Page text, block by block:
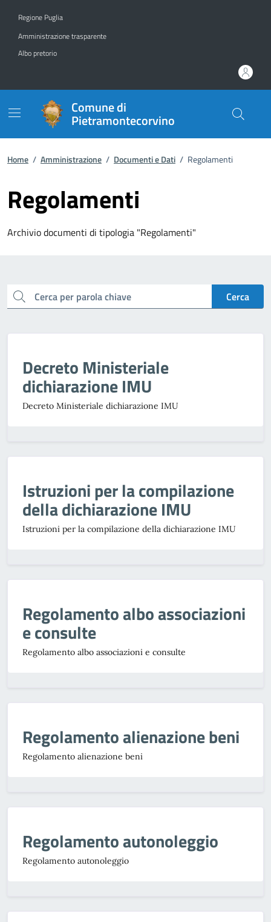
Regione Puglia
Amministrazione trasparente
Albo pretorio
Comune di
Pietramontecorvino
Home / Amministrazione / Documenti e Dati / Regolamenti
Regolamenti
Archivio documenti di tipologia "Regolamenti"
cerca Cerca
Decreto Ministeriale
dichiarazione IMU
Decreto Ministeriale dichiarazione IMU
Istruzioni per la compilazione
della dichiarazione IMU
Istruzioni per la compilazione della dichiarazione IMU
Regolamento albo associazioni
e consulte
Regolamento albo associazioni e consulte
Regolamento alienazione beni
Regolamento alienazione beni
Regolamento autonoleggio
Regolamento autonoleggio